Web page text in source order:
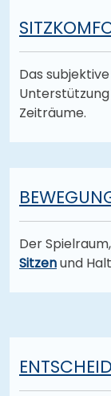
Das
Zeiträume.
Der
Sitzenund